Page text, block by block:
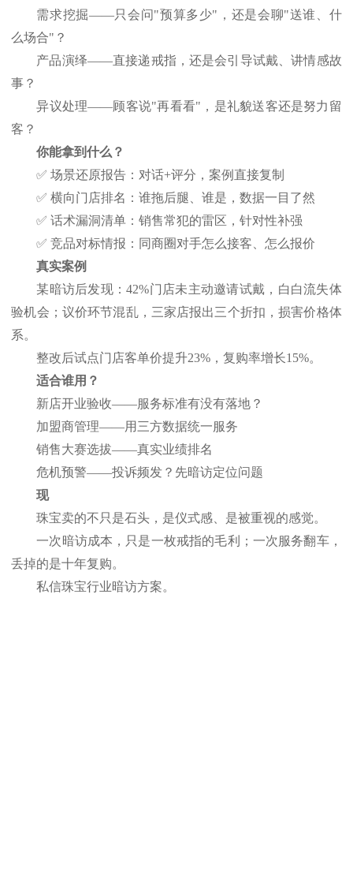
需求挖掘——只会问"预算多少"，还是会聊"送谁、什
么场合"？
产品演绎——直接递戒指，还是会引导试戴、讲情感故
事？
异议处理——顾客说"再看看"，是礼貌送客还是努力留
客？
你能拿到什么？
✅ 场景还原报告：对话+评分，案例直接复制
✅ 横向门店排名：谁拖后腿、谁是，数据一目了然
✅ 话术漏洞清单：销售常犯的雷区，针对性补强
✅ 竞品对标情报：同商圈对手怎么接客、怎么报价
真实案例
某暗访后发现：42%门店未主动邀请试戴，白白流失体
验机会；议价环节混乱，三家店报出三个折扣，损害价格体
系。
整改后试点门店客单价提升23%，复购率增长15%。
适合谁用？
新店开业验收——服务标准有没有落地？
加盟商管理——用三方数据统一服务
销售大赛选拔——真实业绩排名
危机预警——投诉频发？先暗访定位问题
现
珠宝卖的不只是石头，是仪式感、是被重视的感觉。
一次暗访成本，只是一枚戒指的毛利；一次服务翻车，
丢掉的是十年复购。
私信珠宝行业暗访方案。